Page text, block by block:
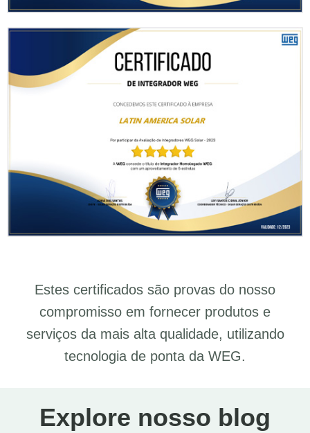
Estes certificados são provas do nosso
compromisso em fornecer produtos e
serviços da mais alta qualidade, utilizando
tecnologia de ponta da WEG.
Explore nosso blog